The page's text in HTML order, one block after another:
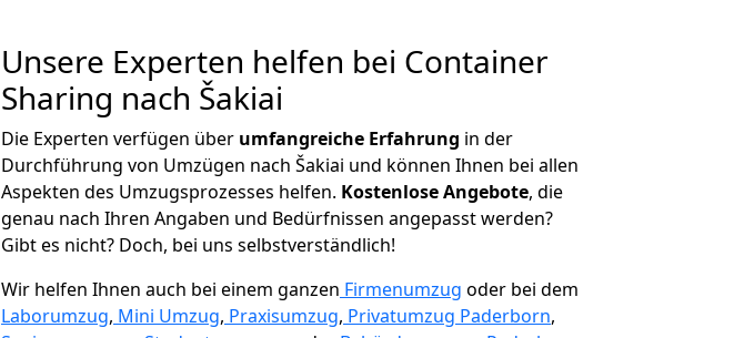
Unsere Experten helfen bei Container
Sharing nach Šakiai
Die Experten verfügen über umfangreiche Erfahrung in der
Durchführung von Umzügen nach Šakiai und können Ihnen bei allen
Aspekten des Umzugsprozesses helfen. Kostenlose Angebote, die
genau nach Ihren Angaben und Bedürfnissen angepasst werden?
Gibt es nicht? Doch, bei uns selbstverständlich!
Wir helfen Ihnen auch bei einem ganzen Firmenumzug oder bei dem
Laborumzug, Mini Umzug, Praxisumzug, Privatumzug Paderborn,